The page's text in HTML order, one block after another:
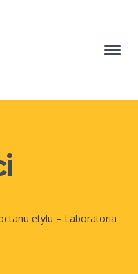
etylu – Laboratoria